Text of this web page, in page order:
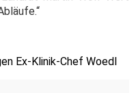
Ex-Klinik-Chef Woedl